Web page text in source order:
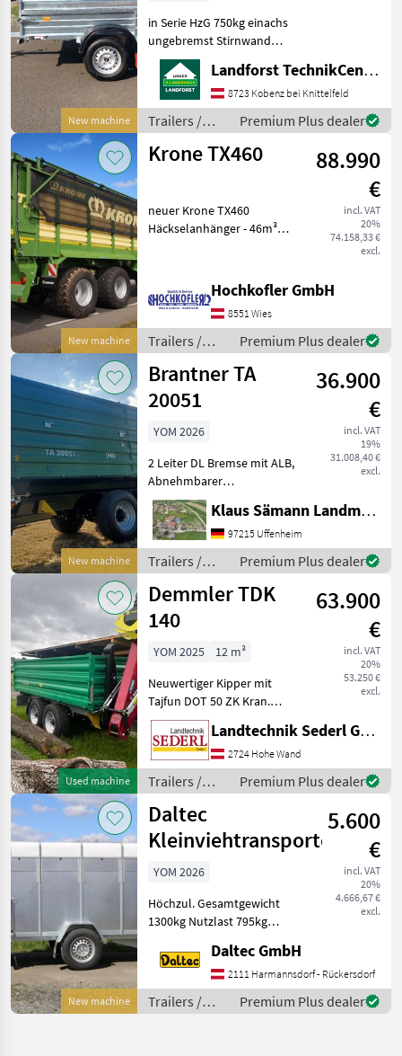
New machine
in Serie HzG 750kg einachs
ungebremst Stirnwand
klappbar Aufsatzwände
600mm Flachplane grau
inkl. 2Stk.
Rohrabstellstützen Um
Ihnen unnötige Wartezeiten
oder Wegst
Landforst TechnikCenter Knittelfeld
8723 Kobenz bei Knittelfeld
Trailers /
Pongratz
Premium Plus dealer
New machine
Krone TX460
88.990
€
incl. VAT
20%
74.158,33 €
excl.
neuer Krone TX460
Häckselanhänger - 46m³
Hinterachse -
Untenanhängung - K80-
Kugelkopfkupplung -
Hydraulische
Hochkofler GmbH
8551 Wies
Trailers /
Krone
Premium Plus dealer
New machine
Brantner TA
20051
36.900
€
incl. VAT
19%
31.008,40 €
excl.
YOM 2026
2 Leiter DL Bremse mit ALB,
Abnehmbarer
Lampenschutz, autom.
Anhängekupplung, Öl und
Luft hinten, Planenaufbau
mit Rollplane,
Bedienplattform,
Bordwände mit Powerfle
Klaus Sämann Landmaschinen Fachbetrieb GmbH
97215 Uffenheim
Trailers /
Brantner
Premium Plus dealer
Used machine
Demmler TDK
140
63.900
€
incl. VAT
20%
53.250 €
excl.
YOM 2025
12 m³
Neuwertiger Kipper mit
Tajfun DOT 50 ZK Kran.
Kran mit Euro-
Drehhebelsteuerung 4, 5 to.
Rotator und Holzgreifer GR
130 Pendelbremse Flap
Down Abstützung Kranse
Landtechnik Sederl GmbH
2724 Hohe Wand
Trailers /
Demmler
Premium Plus dealer
New machine
Daltec
Kleinviehtransporter
5.600
€
incl. VAT
20%
4.666,67 €
excl.
YOM 2026
Höchzul. Gesamtgewicht
1300kg Nutzlast 795kg
2580x1400x1480
Außenmasse:
4160x1910x2120 Reifen
185R14C 1 Achse Aufbau •
Daltec GmbH
2111 Harmannsdorf - Rückersdorf
Trailers /
Daltec
Premium Plus dealer